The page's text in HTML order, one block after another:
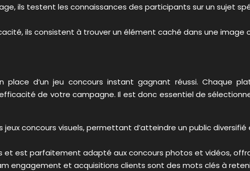
ils testent les connaissances des participants sur un sujet
ils consistent à trouver un élément caché dans une image
d’un jeu concours instant gagnant réussi. Chaque
de votre campagne. Il est donc essentiel de
concours visuels, permettant d’atteindre un public
et est parfaitement adapté aux concours photos et vidéos,
engagement et acquisitions clients sont des mots clés à